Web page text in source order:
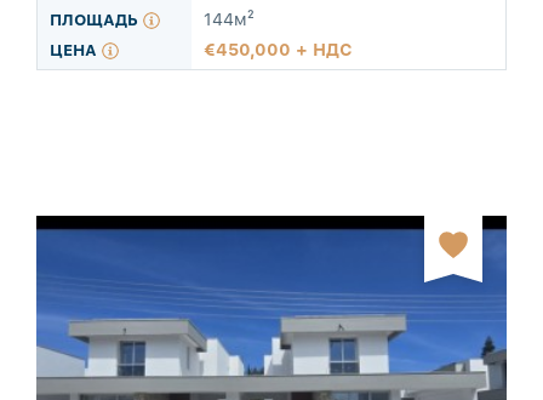
144м²
450,000 + НДС